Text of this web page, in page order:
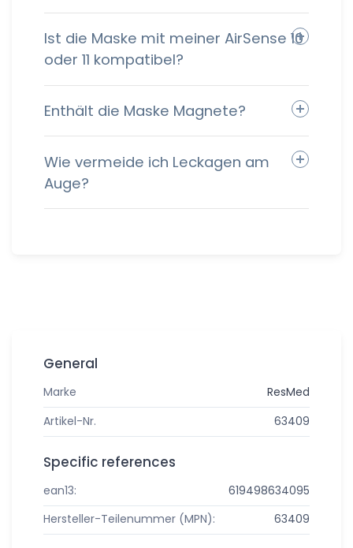
Ist die Maske mit meiner AirSense 10
oder 11 kompatibel?
Enthält die Maske Magnete?
Wie vermeide ich Leckagen am
Auge?
General
Marke
ResMed
Artikel-Nr.
63409
Specific references
ean13:
619498634095
Hersteller-Teilenummer (MPN):
63409